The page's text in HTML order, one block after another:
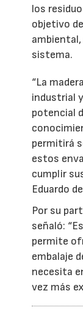
los
objetivo
sistema.
“La
industrial
potencial
permitirá
estos
cumplir
Eduardo
Por su
señaló:
permite
embalaje
necesita
vez más